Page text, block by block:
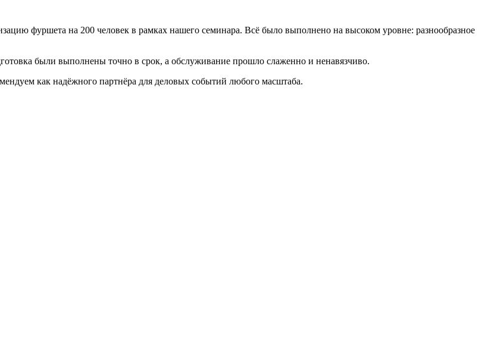
фуршета на 200 человек в рамках нашего семинара. Всё было выполнено на высоком уровне: разнообразное
были выполнены точно в срок, а обслуживание прошло слаженно и ненавязчиво.
как надёжного партнёра для деловых событий любого масштаба.